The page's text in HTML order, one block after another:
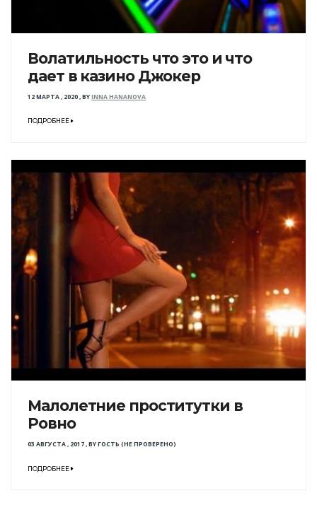
Волатильность что это и что
дает в казино Джокер
12 МАРТА , 2020,BYINNA HANANOVA
ПОДРОБНЕЕ
Малолетние проститутки в
Ровно
03 АВГУСТА , 2017,BYГОСТЬ (НЕ ПРОВЕРЕНО)
ПОДРОБНЕЕ